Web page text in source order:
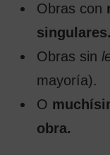
Obras con
singulares.
Obras sin
mayoría).
O
obra.